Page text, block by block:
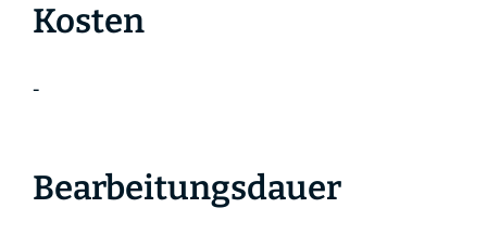
Kosten
-
Bearbeitungsdauer